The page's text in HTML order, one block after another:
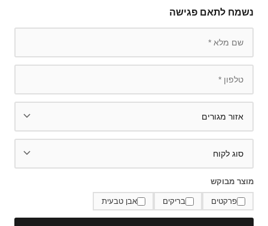
נשמח לתאם פגישה
מוצר מבוקש
פרקטים בריקים אבן טבעית